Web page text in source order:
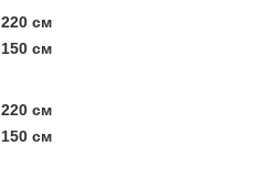
220 см
150 см
220 см
150 см